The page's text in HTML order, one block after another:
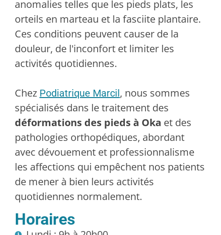
anomalies telles que les pieds plats, les
orteils en marteau et la fasciite plantaire.
Ces conditions peuvent causer de la
douleur, de l'inconfort et limiter les
activités quotidiennes.
Chez Podiatrique Marcil, nous sommes
spécialisés dans le traitement des
déformations des pieds à Oka et des
pathologies orthopédiques, abordant
avec dévouement et professionnalisme
les affections qui empêchent nos patients
de mener à bien leurs activités
quotidiennes normalement.
Horaires